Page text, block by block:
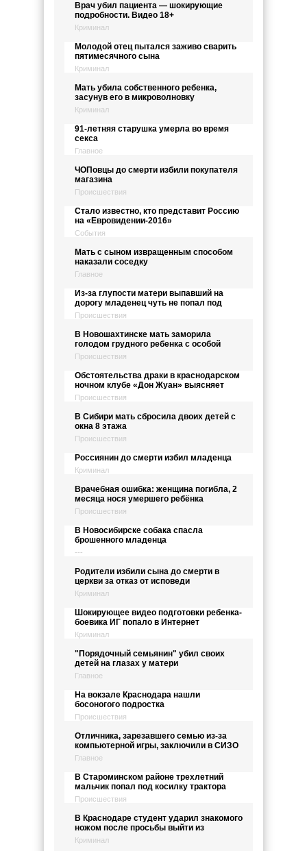
Врач убил пациента — шокирующие
подробности. Видео 18+
Криминал
Молодой отец пытался заживо сварить
пятимесячного сына
Криминал
Мать убила собственного ребенка,
засунув его в микроволновку
Криминал
91-летняя старушка умерла во время
секса
Главное
ЧОПовцы до смерти избили покупателя
магазина
Происшествия
Стало известно, кто представит Россию
на «Евровидении-2016»
События
Мать с сыном извращенным способом
наказали соседку
Главное
Из-за глупости матери выпавший на
дорогу младенец чуть не попал под
Происшествия
В Новошахтинске мать заморила
голодом грудного ребенка с особой
Происшествия
Обстоятельства драки в краснодарском
ночном клубе «Дон Жуан» выясняет
Происшествия
В Сибири мать сбросила двоих детей с
окна 8 этажа
Происшествия
Россиянин до смерти избил младенца
Криминал
Врачебная ошибка: женщина погибла, 2
месяца нося умершего ребёнка
Происшествия
В Новосибирске собака спасла
брошенного младенца
---
Родители избили сына до смерти в
церкви за отказ от исповеди
Криминал
Шокирующее видео подготовки ребенка-
боевика ИГ попало в Интернет
Криминал
"Порядочный семьянин" убил своих
детей на глазах у матери
Главное
На вокзале Краснодара нашли
босоногого подростка
Происшествия
Отличника, зарезавшего семью из-за
компьютерной игры, заключили в СИЗО
Главное
В Староминском районе трехлетний
мальчик попал под косилку трактора
Происшествия
В Краснодаре студент ударил знакомого
ножом после просьбы выйти из
Криминал